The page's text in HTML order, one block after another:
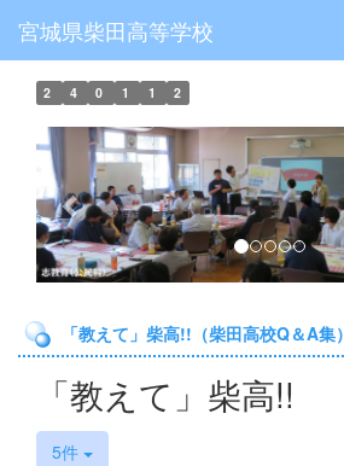
宮城県柴田高等学校
2 4 0 1 1 2
e
v
i
u
s
「教えて」柴高!!（柴田高校Q＆A集）
「教えて」柴高!!
5件